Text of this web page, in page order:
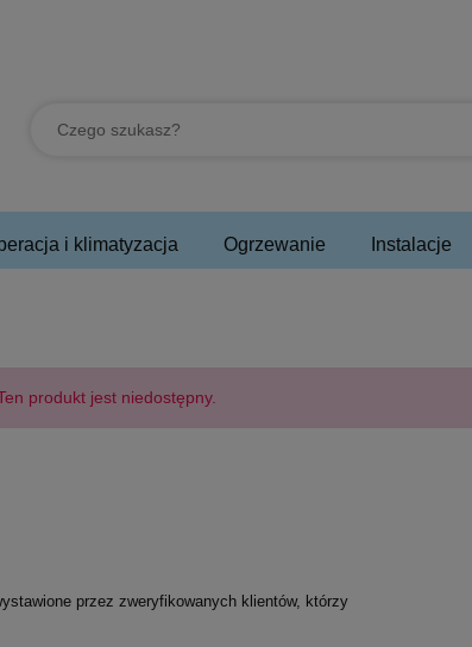
i klimatyzacja Ogrzewanie Instalacje
produkt jest niedostępny.
przez zweryfikowanych klientów, którzy